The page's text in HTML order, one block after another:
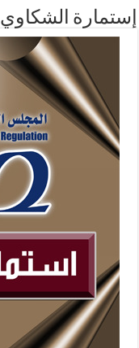
إستمارة الشكاوي